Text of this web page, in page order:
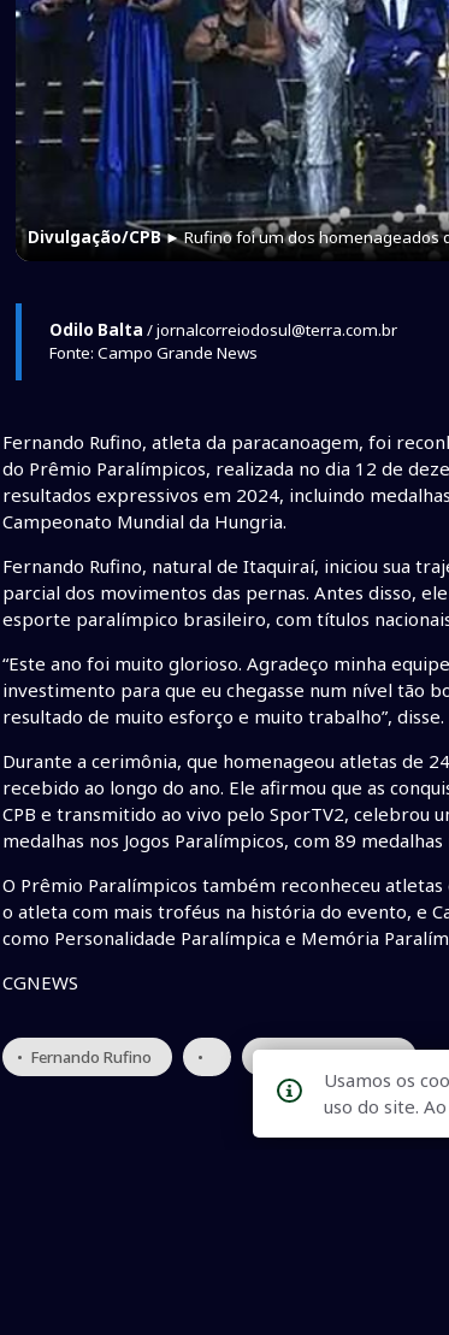
Divulgação/CPB► Rufino foi um dos homenageados
Odilo Balta / jornalcorreiodosul@terra.com.br
Fonte: Campo Grande News
Fernando Rufino, atleta da paracanoagem, foi
do Prêmio Paralímpicos, realizada no dia 12 de
resultados expressivos em 2024, incluindo
Campeonato Mundial da Hungria.
Fernando Rufino, natural de Itaquiraí, iniciou sua
parcial dos movimentos das pernas. Antes disso,
esporte paralímpico brasileiro, com títulos
“Este ano foi muito glorioso. Agradeço minha
investimento para que eu chegasse num nível tão
resultado de muito esforço e muito trabalho”, disse.
Durante a cerimônia, que homenageou atletas de
recebido ao longo do ano. Ele afirmou que as
CPB e transmitido ao vivo pelo SporTV2, celebrou
medalhas nos Jogos Paralímpicos, com 89
O Prêmio Paralímpicos também reconheceu
o atleta com mais troféus na história do evento, e
como Personalidade Paralímpica e Memória
CGNEWS
• Fernando Rufino • • Rufino premiação
Usamos os
uso do site.